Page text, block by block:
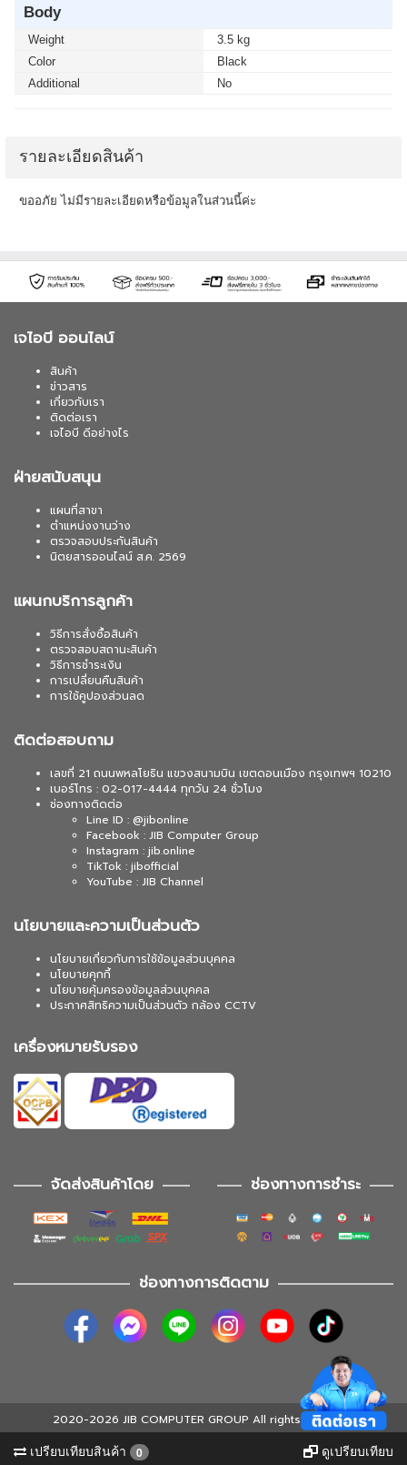
Body
Weight
3.5 kg
Color
Black
Additional
No
รายละเอียดสินค้า
ขออภัย ไม่มีรายละเอียดหรือข้อมูลในส่วนนี้ค่ะ
เจไอบี ออนไลน์
สินค้า
ข่าวสาร
เกี่ยวกับเรา
ติดต่อเรา
เจไอบี ดีอย่างไร
ฝ่ายสนับสนุน
แผนที่สาขา
ตำแหน่งงานว่าง
ตรวจสอบประกันสินค้า
นิตยสารออนไลน์ ส.ค. 2569
แผนกบริการลูกค้า
วิธีการสั่งซื้อสินค้า
ตรวจสอบสถานะสินค้า
วิธีการชำระเงิน
การเปลี่ยนคืนสินค้า
การใช้คูปองส่วนลด
ติดต่อสอบถาม
เลขที่ 21 ถนนพหลโยธิน แขวงสนามบิน เขตดอนเมือง กรุงเทพฯ 10210
เบอร์โทร : 02-017-4444 ทุกวัน 24 ชั่วโมง
ช่องทางติดต่อ
Line ID : @jibonline
Facebook : JIB Computer Group
Instagram : jib.online
TikTok : jibofficial
YouTube : JIB Channel
นโยบายและความเป็นส่วนตัว
นโยบายเกี่ยวกับการใช้ข้อมูลส่วนบุคคล
นโยบายคุกกี้
นโยบายคุ้มครองข้อมูลส่วนบุคคล
ประกาศสิทธิความเป็นส่วนตัว กล้อง CCTV
เครื่องหมายรับรอง
จัดส่งสินค้าโดย ช่องทางการชำระ
ช่องทางการติดตาม
2020-2026 JIB COMPUTER GROUP All rights reserved
เปรียบเทียบสินค้า 0 ดูเปรียบเทียบ